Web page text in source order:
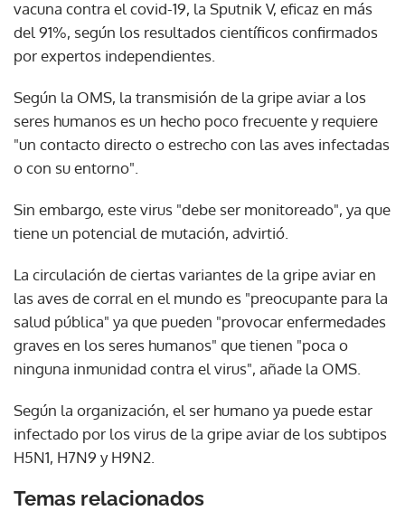
vacuna contra el covid-19, la Sputnik V, eficaz en más
del 91%, según los resultados científicos confirmados
por expertos independientes.
Según la OMS, la transmisión de la gripe aviar a los
seres humanos es un hecho poco frecuente y requiere
"un contacto directo o estrecho con las aves infectadas
o con su entorno".
Sin embargo, este virus "debe ser monitoreado", ya que
tiene un potencial de mutación, advirtió.
La circulación de ciertas variantes de la gripe aviar en
las aves de corral en el mundo es "preocupante para la
salud pública" ya que pueden "provocar enfermedades
graves en los seres humanos" que tienen "poca o
ninguna inmunidad contra el virus", añade la OMS.
Según la organización, el ser humano ya puede estar
infectado por los virus de la gripe aviar de los subtipos
H5N1, H7N9 y H9N2.
Temas relacionados